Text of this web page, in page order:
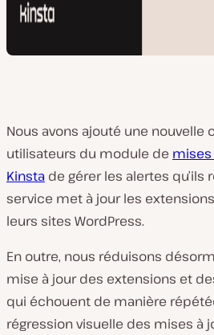
Nous avons ajouté une
utilisateurs du module de
Kinsta de gérer les alertes
service met à jour les
leurs sites WordPress.
En outre, nous réduisons
mise à jour des extensions et
qui échouent de manière
régression visuelle des mises à